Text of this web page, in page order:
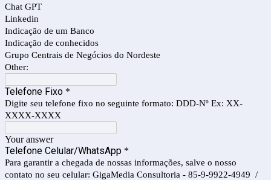
Chat GPT
Linkedin
Indicação de um Banco
Indicação de conhecidos
Grupo Centrais de Negócios do Nordeste
Other:
Telefone Fixo *
Digite seu telefone fixo no seguinte formato: DDD-Nº Ex: XX-
XXXX-XXXX
Your answer
Telefone Celular/WhatsApp *
Para garantir a chegada de nossas informações, salve o nosso
contato no seu celular: GigaMedia Consultoria - 85-9-9922-4949 /